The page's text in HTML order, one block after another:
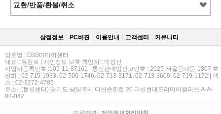
교환/반품/환불/취소
상점정보 PC버젼 이용안내 고객센터 커뮤니티
상호명 : EBS미디어센터
대표 : 유원로 | 개인정보 보호 책임자 : 박성신
사업자등록번호 :105-11-87161 | 통신판매업신고번호 : 2025-서울동대문-1807 호
전화 : 02-715-1933, 02-706-1746, 02-713-3171, 02-713-3609, 02-719-1172 | 팩
스 : 02-3272-4785
주소 : (물류센터) 경기도 남양주시 다산순환로 20 다산현대프리미어캠퍼스 A-A-
03-042